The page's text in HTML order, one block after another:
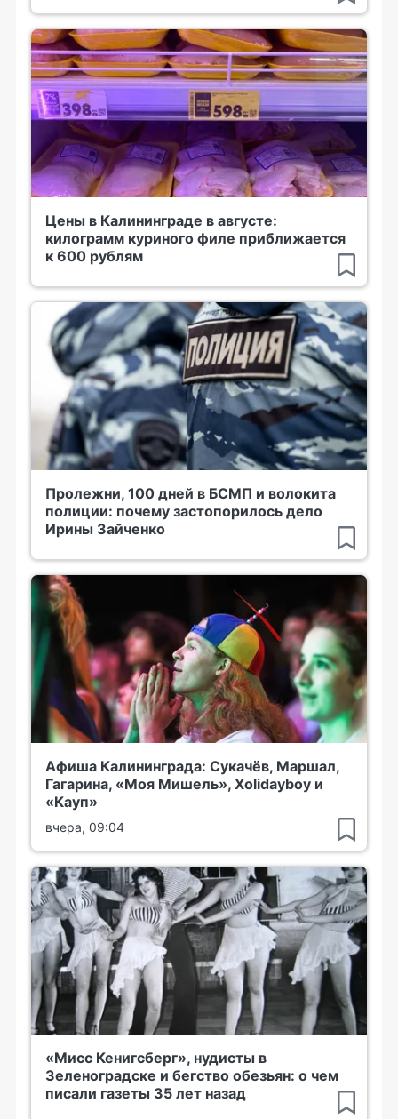
Цены в Калининграде в августе:
килограмм куриного филе приближается
к 600 рублям
Пролежни, 100 дней в БСМП и волокита
полиции: почему застопорилось дело
Ирины Зайченко
Афиша Калининграда: Сукачёв, Маршал,
Гагарина, «Моя Мишель», Xolidayboy и
«Кауп»
вчера, 09:04
«Мисс Кенигсберг», нудисты в
Зеленоградске и бегство обезьян: о чем
писали газеты 35 лет назад